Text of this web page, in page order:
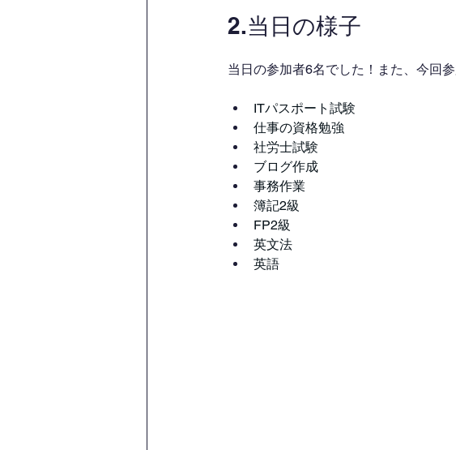
2.当日の様子
当日の参加者6名でした！また、今回
ITパスポート試験
仕事の資格勉強
社労士試験
ブログ作成
事務作業
簿記2級
FP2級
英文法
英語